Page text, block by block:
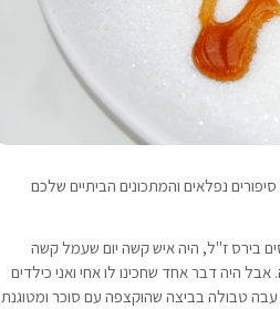
נפלאים והמתכונים הביתיים שלכם
בירס ז"ל, היה איש קשה יום שעמל קשה
היה דבר אחד שחכינו לו אחי ואני כילדים
טבולה בביצה שהוקצפה עם סוכר ומטוגנת